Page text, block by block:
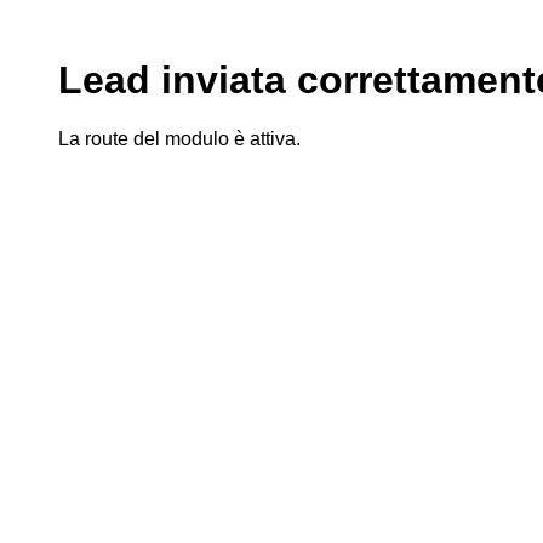
Lead inviata
La route del modulo è attiva.